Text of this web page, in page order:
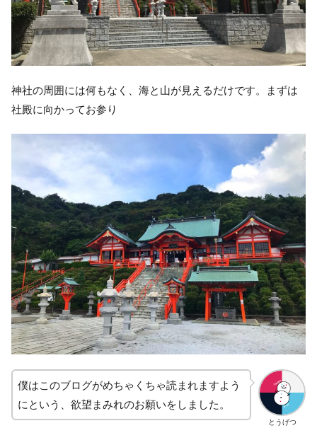
神社の周囲には何もなく、海と山が見えるだけです。まずは
社殿に向かってお参り
とうげつ
僕はこのブログがめちゃくちゃ読まれますよう
にという、欲望まみれのお願いをしました。